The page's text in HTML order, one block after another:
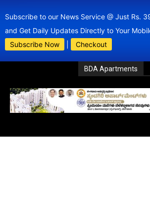
Subscribe to our News Service @ Just Rs.
and Get Daily Updates Directly to Your
Subscribe Now
Checkout
BDA Apartments